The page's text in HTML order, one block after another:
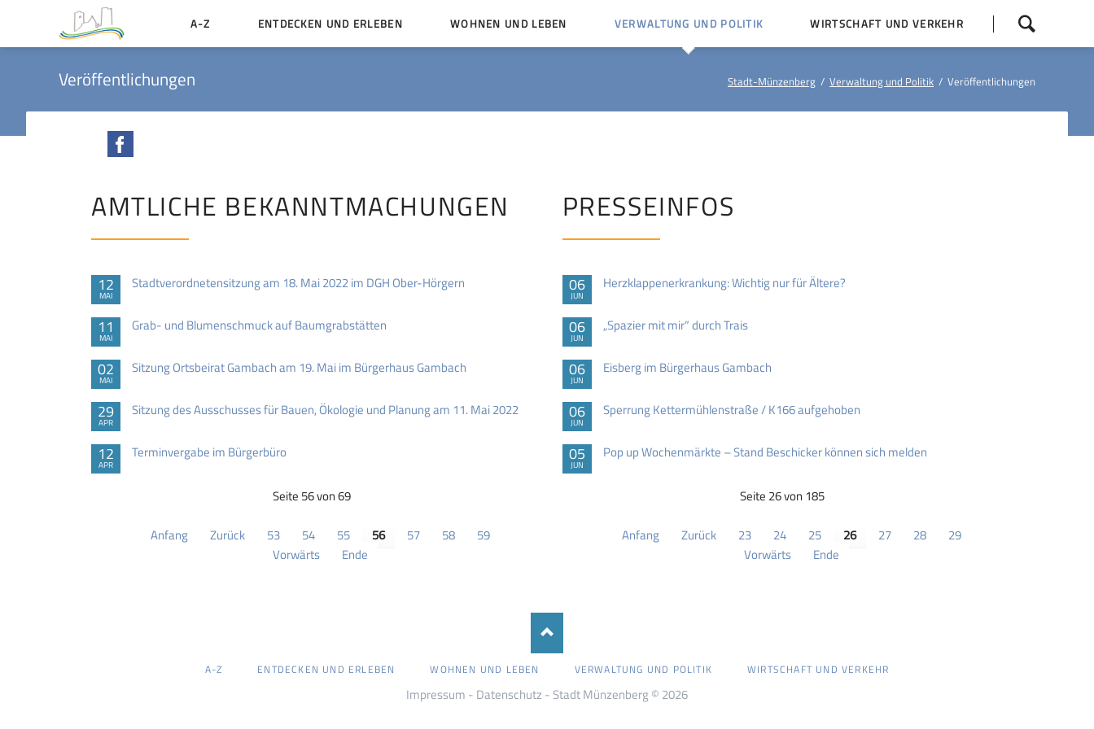
überspringen
A-Z ENTDECKEN UND ERLEBEN WOHNEN UND LEBEN VERWALTUNG UND POLITIK
Politische Gremien
WIRTSCHAFT UND VERKEHR
Veröffentlichungen Stadt-Münzenberg Verwaltung und Politik Veröffentlichungen
AMTLICHE BEKANNTMACHUNGEN
12
MAI
Stadtverordnetensitzung am 18. Mai 2022 im DGH Ober-Hörgern
11
MAI
Grab- und Blumenschmuck auf Baumgrabstätten
02
MAI
Sitzung Ortsbeirat Gambach am 19. Mai im Bürgerhaus Gambach
29
APR
Sitzung des Ausschusses für Bauen, Ökologie und Planung am 11. Mai 2022
12
APR
Terminvergabe im Bürgerbüro
Seite 56 von 69
Anfang Zurück 53 54 55 56 57 58
59
Vorwärts
Ende
PRESSEINFOS
06
JUN
Herzklappenerkrankung: Wichtig nur für Ältere?
06
JUN
„Spazier mit mir“ durch Trais
06
JUN
Eisberg im Bürgerhaus Gambach
06
JUN
Sperrung Kettermühlenstraße / K166 aufgehoben
05
JUN
Pop up Wochenmärkte – Stand Beschicker können sich melden
Seite 26 von 185
Anfang Zurück 23 24 25 26 27 28
29
Vorwärts
Ende
ÜBERSPRINGEN
A-Z ENTDECKEN UND ERLEBEN WOHNEN UND LEBEN VERWALTUNG UND POLITIK WIRTSCHAFT UND VERKEHR
Impressum - Datenschutz - Stadt Münzenberg © 2026